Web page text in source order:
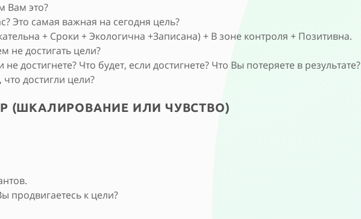
Вам это?
Это самая важная на сегодня цель?
+ Сроки + Экологична +Записана) + В зоне контроля + Позитивна.
не достигать цели?
достигнете? Что будет, если достигнете? Что Вы потеряете в результате?
достигли цели?
(ШКАЛИРОВАНИЕ ИЛИ ЧУВСТВО)
продвигаетесь к цели?